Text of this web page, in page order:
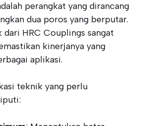
perangkat yang dirancang
dua poros yang berputar.
HRC Couplings sangat
kinerjanya yang
aplikasi.
teknik yang perlu